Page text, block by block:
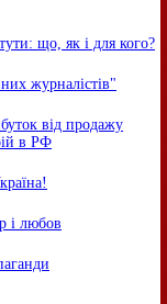
що, як і для кого?
журналістів"
від продажу
в РФ
і любов